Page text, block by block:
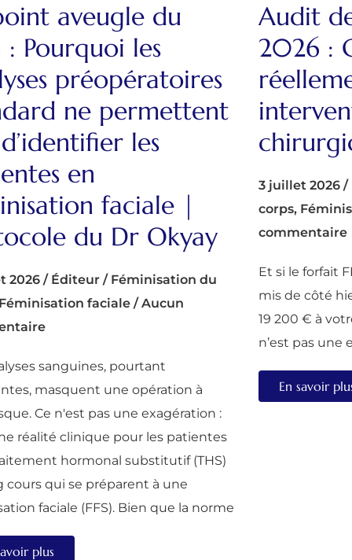
aveugle du
: Pourquoi les
préopératoires
ne permettent
les
en
faciale |
du Dr Okyay
2026 / Éditeur / Féminisation du
Féminisation faciale / Aucun
sanguines, pourtant
masquent une opération à
Ce n'est pas une exagération :
réalité clinique pour les patientes
hormonal substitutif (THS)
cours qui se préparent à une
faciale (FFS). Bien que la norme
plus
Audit
2026 :
3 juillet 2026 /
corps,
commentaire
Et si le forfait
mis de côté
19 200 € à
n’est pas une
En savoir